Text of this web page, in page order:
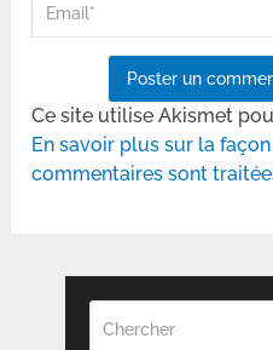
Ce site utilise Akismet
En savoir plus sur la
commentaires sont